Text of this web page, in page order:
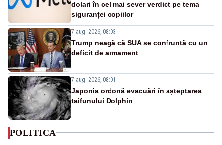
dolari în cel mai sever verdict pe tema
siguranței copiilor
7 aug. 2026, 08:03
Trump neagă că SUA se confruntă cu un
deficit de armament
7 aug. 2026, 08:01
Japonia ordonă evacuări în așteptarea
taifunului Dolphin
POLITICA